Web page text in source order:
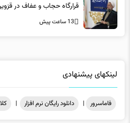
قرارگاه حجاب و عفاف در
13 ساعت پیش
لینکهای پیشنهادی
فاماسرور | دانلود رایگان نرم افزار |